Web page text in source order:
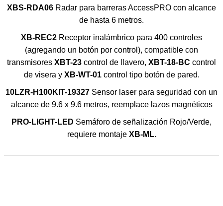
XBS-RDA06 Radar para barreras AccessPRO con alcance
de hasta 6 metros.
XB-REC2 Receptor inalámbrico para 400 controles
(agregando un botón por control), compatible con
transmisores XBT-23 control de llavero, XBT-18-BC control
de visera y XB-WT-01control tipo botón de pared.
10LZR-H100KIT-19327 Sensor laser para seguridad con un
alcance de 9.6 x 9.6 metros, reemplace lazos magnéticos
PRO-LIGHT-LED Semáforo de señalización Rojo/Verde,
requiere montaje XB-ML.